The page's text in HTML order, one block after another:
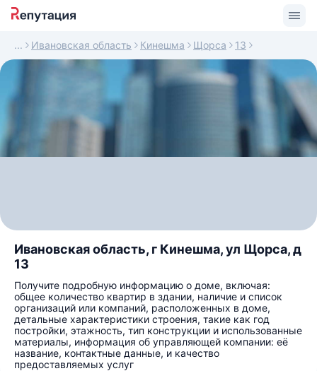
Ивановская область Кинешма Щорса 13
Ивановская область, г Кинешма, ул Щорса, д
13
Получите подробную информацию о доме, включая:
общее количество квартир в здании, наличие и список
организаций или компаний, расположенных в доме,
детальные характеристики строения, такие как год
постройки, этажность, тип конструкции и использованные
материалы, информация об управляющей компании: её
название, контактные данные, и качество
предоставляемых услуг